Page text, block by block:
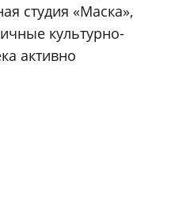
студия «Маска»,
культурно-
активно